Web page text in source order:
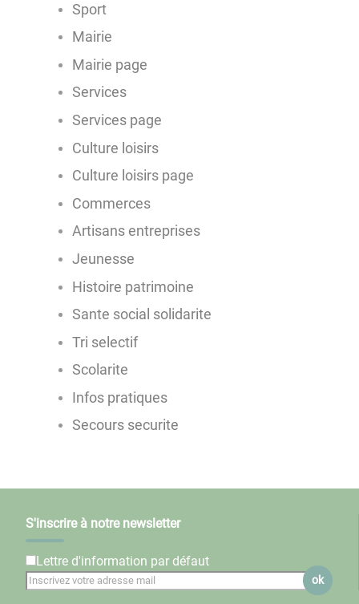
Sport
Mairie
Mairie page
Services
Services page
Culture loisirs
Culture loisirs page
Commerces
Artisans entreprises
Jeunesse
Histoire patrimoine
Sante social solidarite
Tri selectif
Scolarite
Infos pratiques
Secours securite
S'inscrire à notre newsletter
Lettre d'information par défaut
ok